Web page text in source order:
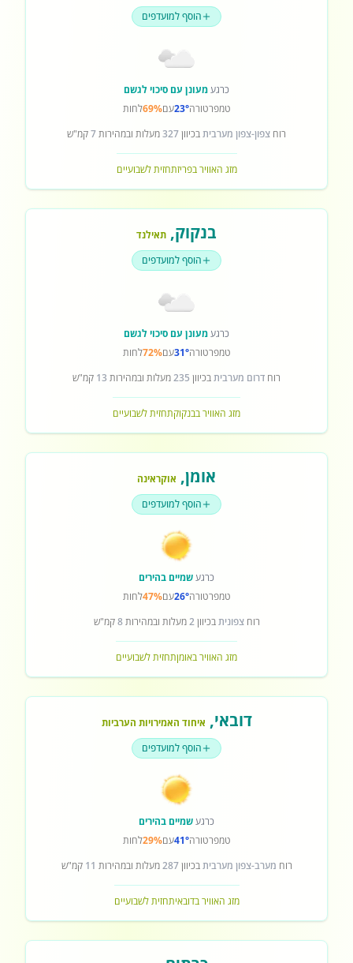
הוסף למועדפים
כרגעמעונן עם סיכוי לגשם
טמפרטורה23°עם69%לחות
רוח צפון-צפון מערביתבכיוון327מעלות ובמהירות7קמ"ש
מזג האוויר בפריזתחזית לשבועיים
בנקוק, תאילנד
הוסף למועדפים
כרגעמעונן עם סיכוי לגשם
טמפרטורה31°עם72%לחות
רוח דרום מערביתבכיוון 235מעלות ובמהירות 13 קמ"ש
מזג האוויר בבנקוקתחזית לשבועיים
אומן, אוקראינה
הוסף למועדפים
כרגעשמיים בהירים
טמפרטורה26°עם47%לחות
רוחצפוניתבכיוון2מעלות ובמהירות8קמ"ש
מזג האוויר באומןתחזית לשבועיים
דובאי, איחוד האמירויות הערביות
הוסף למועדפים
כרגעשמיים בהירים
טמפרטורה41°עם29%לחות
רוח מערב-צפון מערביתבכיוון287מעלות ובמהירות 11 קמ"ש
מזג האוויר בדובאיתחזית לשבועיים